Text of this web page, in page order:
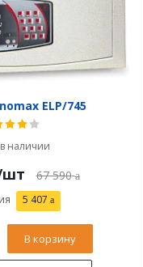
ELP/745
в наличии
67 590
5 407
В корзину